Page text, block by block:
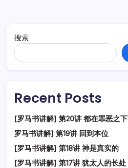
搜索
Recent Posts
[罗马书讲解] 第20讲 都在罪恶之下
罗马书讲解] 第19讲 回到本位
[罗马书讲解] 第18讲 神是真实的
[罗马书讲解] 第17讲 犹太人的长处